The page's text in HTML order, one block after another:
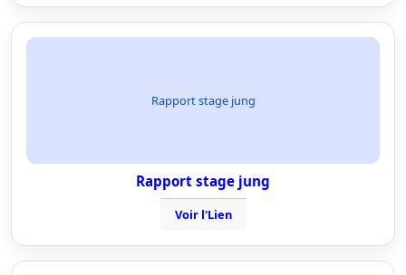
Rapport stage jung
Rapport stage jung
Voir l'Lien